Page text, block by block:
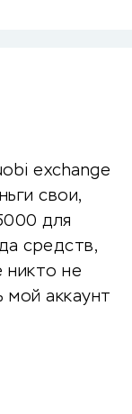
exchange
свои,
для
средств,
никто не
мой аккаунт